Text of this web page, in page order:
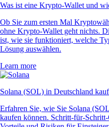
Was ist eine Krypto-Wallet und
Ob Sie zum ersten Mal
ohne Krypto-Wallet geht nichts.
ist, wie sie funktioniert, welche
Lösung auswählen.
Learn more
Solana (SOL) in Deutschland
Erfahren Sie, wie Sie Solana
kaufen können. Schritt-für-